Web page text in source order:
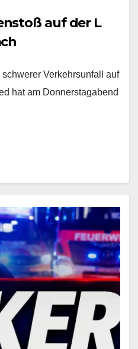
auf der L
Verkehrsunfall auf
hat am Donnerstagabend